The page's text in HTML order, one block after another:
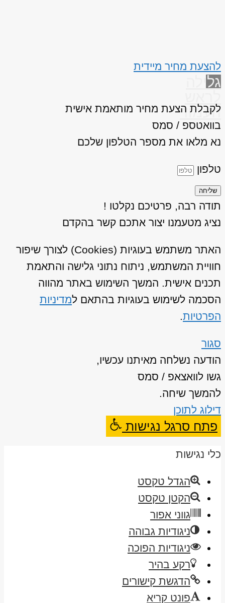
להצעת מחיר מיידית
גלילה
העמוד
לקבלת הצעת מחיר מותאמת אישית
בוואטספ / סמס
נא מלאו את מספר הטלפון שלכם
טלפון
שליחה
תודה רבה, פרטיכם נקלטו !
נציג מטעמנו יצור אתכם קשר בהקדם
האתר משתמש בעוגיות (Cookies) לצורך שיפור
חוויית המשתמש, ניתוח נתוני גלישה והתאמת
תכנים אישית. המשך השימוש באתר מהווה
הסכמה לשימוש בעוגיות בהתאם למדיניות
הפרטיות.
סגור
הודעה נשלחה מאיתנו עכשיו,
גשו לוואצאפ / סמס
להמשך שיחה.
דילוג לתוכן
פתח סרגל נגישות
כלי נגישות
הגדל טקסט
הקטן טקסט
גווני אפור
ניגודיות גבוהה
ניגודיות הפוכה
רקע בהיר
הדגשת קישורים
פונט קריא